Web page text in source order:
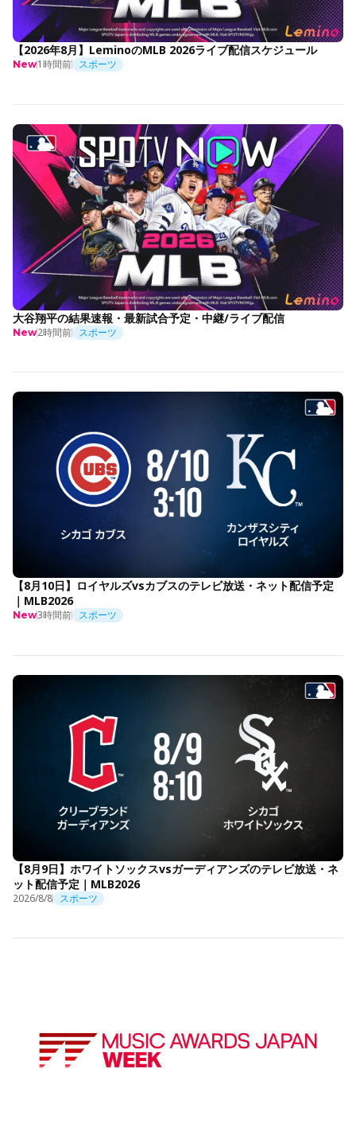
【2026年8月】LeminoのMLB 2026ライブ配信スケジュール
New1時間前 スポーツ
大谷翔平の結果速報・最新試合予定・中継/ライブ配信
New2時間前 スポーツ
【8月10日】ロイヤルズvsカブスのテレビ放送・ネット配信予定
｜MLB2026
New3時間前 スポーツ
【8月9日】ホワイトソックスvsガーディアンズのテレビ放送・ネ
ット配信予定｜MLB2026
2026/8/8 スポーツ